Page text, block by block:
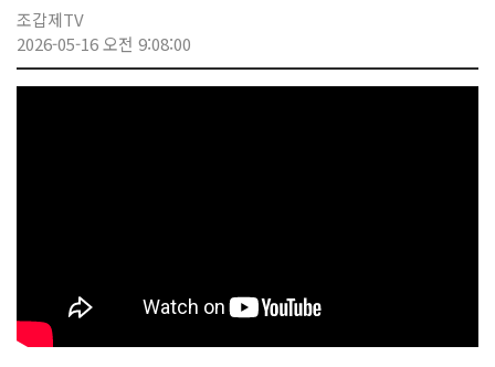
조갑제TV
2026-05-16 오전 9:08:00